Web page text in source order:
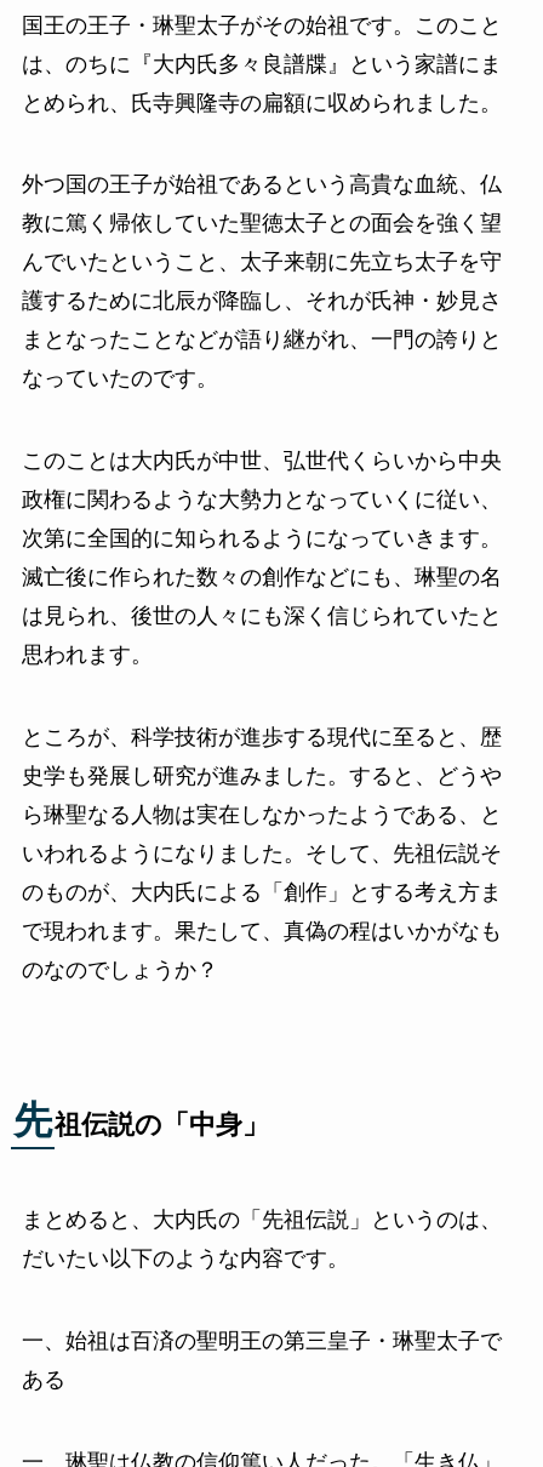
国王の王子・琳聖太子がその始祖です。このこと
は、のちに『大内氏多々良譜牒』という家譜にま
とめられ、氏寺興隆寺の扁額に収められました。
外つ国の王子が始祖であるという高貴な血統、仏
教に篤く帰依していた聖徳太子との面会を強く望
んでいたということ、太子来朝に先立ち太子を守
護するために北辰が降臨し、それが氏神・妙見さ
まとなったことなどが語り継がれ、一門の誇りと
なっていたのです。
このことは大内氏が中世、弘世代くらいから中央
政権に関わるような大勢力となっていくに従い、
次第に全国的に知られるようになっていきます。
滅亡後に作られた数々の創作などにも、琳聖の名
は見られ、後世の人々にも深く信じられていたと
思われます。
ところが、科学技術が進歩する現代に至ると、歴
史学も発展し研究が進みました。すると、どうや
ら琳聖なる人物は実在しなかったようである、と
いわれるようになりました。そして、先祖伝説そ
のものが、大内氏による「創作」とする考え方ま
で現われます。果たして、真偽の程はいかがなも
のなのでしょうか？
先祖伝説の「中身」
まとめると、大内氏の「先祖伝説」というのは、
だいたい以下のような内容です。
一、始祖は百済の聖明王の第三皇子・琳聖太子で
ある
一、琳聖は仏教の信仰篤い人だった。「生き仏」